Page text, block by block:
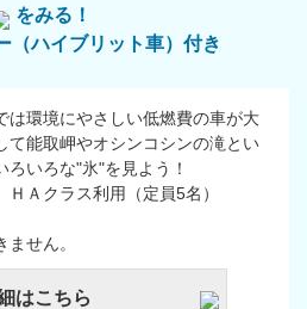
をみる！
（ハイブリット車）付き
は環境にやさしい低燃費の車が大
て能取岬やオシンコシンの滝とい
いろな"氷"を見よう！
Ａクラス利用（定員5名）
せん。
はこちら